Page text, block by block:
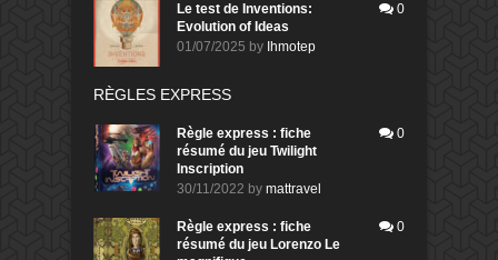
Le test de Inventions:
Evolution of Ideas
01/07/2025 by Ihmotep
0
RÈGLES EXPRESS
Règle express : fiche
résumé du jeu Twilight
Inscription
30/11/2022 by mattravel
0
Règle express : fiche
résumé du jeu Lorenzo Le
0